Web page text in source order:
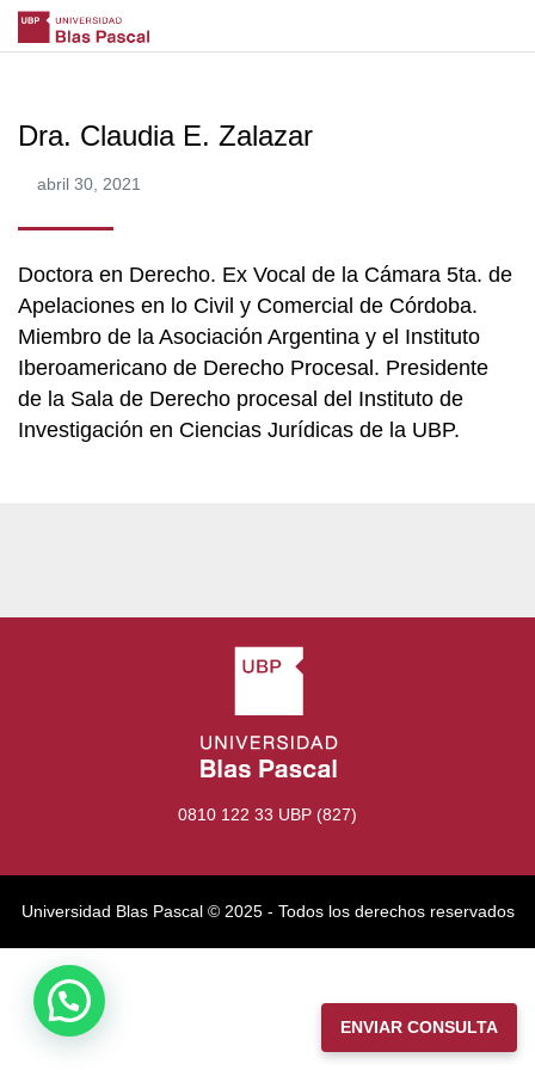
Dra. Claudia E. Zalazar
abril 30, 2021
Doctora en Derecho. Ex Vocal de la Cámara 5ta. de
Apelaciones en lo Civil y Comercial de Córdoba.
Miembro de la Asociación Argentina y el Instituto
Iberoamericano de Derecho Procesal. Presidente
de la Sala de Derecho procesal del Instituto de
Investigación en Ciencias Jurídicas de la UBP.
0810 122 33 UBP (827)
Universidad Blas Pascal ©️ 2025 - Todos los derechos reservados
ENVIAR CONSULTA